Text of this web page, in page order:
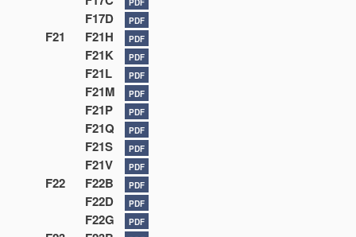
PDF
F17D PDF
F21 F21H PDF
F21K PDF
F21L PDF
F21M PDF
F21P PDF
F21Q PDF
F21S PDF
F21V PDF
F22 F22B PDF
F22D PDF
F22G PDF